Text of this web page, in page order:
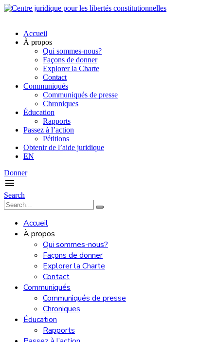
Accueil
À propos
Qui sommes-nous?
Façons de donner
Explorer la Charte
Contact
Communiqués
Communiqués de presse
Chroniques
Éducation
Rapports
Passez à l’action
Pétitions
Obtenir de l’aide juridique
EN
Donner
Search
Accueil
À propos
Qui sommes-nous?
Façons de donner
Explorer la Charte
Contact
Communiqués
Communiqués de presse
Chroniques
Éducation
Rapports